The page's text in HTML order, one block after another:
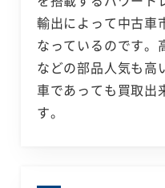
輸出によって中古車
なっているのです。
などの部品人気も高
車であっても買取出
す。